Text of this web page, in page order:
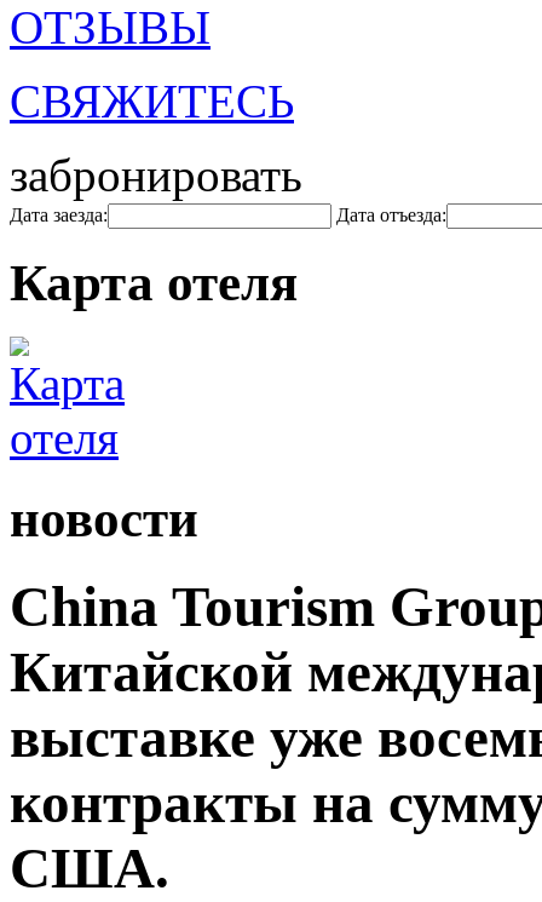
ОТЗЫВЫ
СВЯЖИТЕСЬ
забронировать
Дата заезда: Дата отъезда:
Карта отеля
новости
China Tourism
Китайской
выставке уже
контракты на
США.